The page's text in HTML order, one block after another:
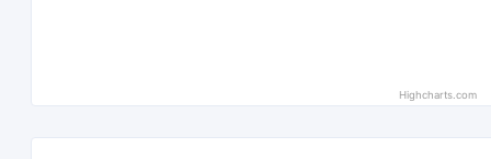
Highcharts.com